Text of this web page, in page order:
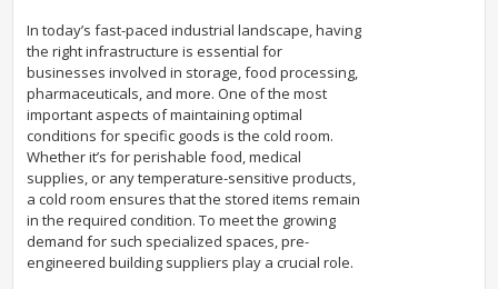
In today’s fast-paced industrial landscape, having
the right infrastructure is essential for
businesses involved in storage, food processing,
pharmaceuticals, and more. One of the most
important aspects of maintaining optimal
conditions for specific goods is the cold room.
Whether it’s for perishable food, medical
supplies, or any temperature-sensitive products,
a cold room ensures that the stored items remain
in the required condition. To meet the growing
demand for such specialized spaces, pre-
engineered building suppliers play a crucial role.